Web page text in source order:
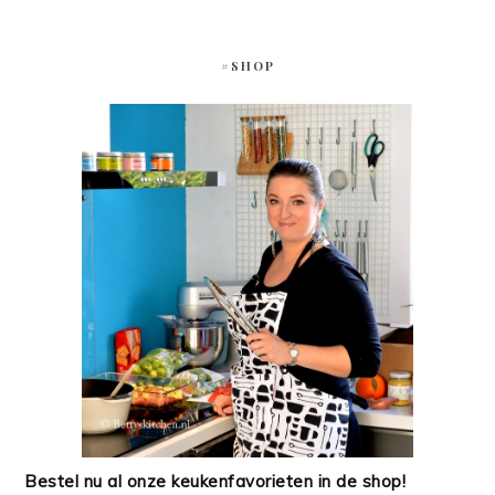
#SHOP
Bestel nu al onze keukenfavorieten in de shop!